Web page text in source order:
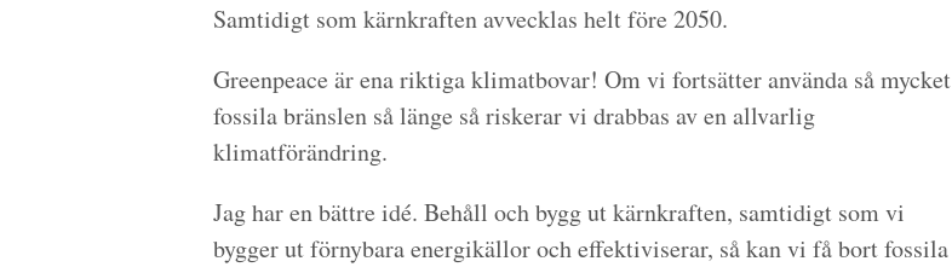
Samtidigt som kärnkraften avvecklas helt före 2050.
Greenpeace är ena riktiga klimatbovar! Om vi fortsätter använda så mycket
fossila bränslen så länge så riskerar vi drabbas av en allvarlig
klimatförändring.
Jag har en bättre idé. Behåll och bygg ut kärnkraften, samtidigt som vi
bygger ut förnybara energikällor och effektiviserar, så kan vi få bort fossila